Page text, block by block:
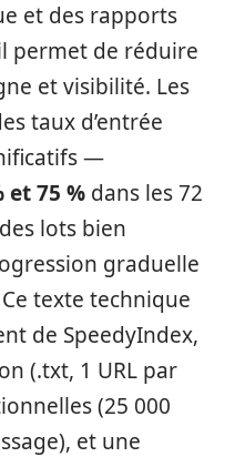
et des rapports
permet de réduire
et visibilité. Les
taux d’entrée
—
et 75 % dans les 72
lots bien
graduelle
texte technique
de SpeedyIndex,
(.txt, 1 URL par
(25 000
et une